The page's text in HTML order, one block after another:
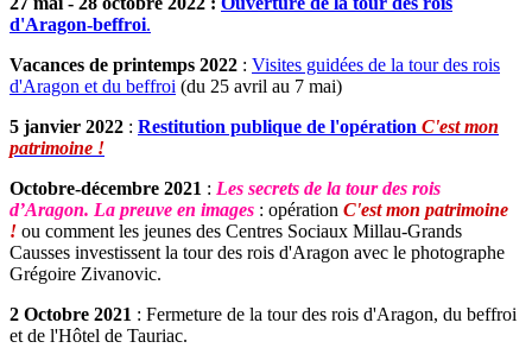
d'Aragon-beffroi.
Vacances de printemps 2022 : Visites guidées de la tour des rois
d'Aragon et du beffroi (du 25 avril au 7 mai)
5 janvier 2022 : Restitution publique de l'opération C'est mon
patrimoine !
Octobre-décembre 2021 : Les secrets de la tour des rois
d’Aragon. La preuve en images : opération C'est mon patrimoine
! ou comment les jeunes des Centres Sociaux Millau-Grands
Causses investissent la tour des rois d'Aragon avec le photographe
Grégoire Zivanovic.
2 Octobre 2021 : Fermeture de la tour des rois d'Aragon, du beffroi
et de l'Hôtel de Tauriac.